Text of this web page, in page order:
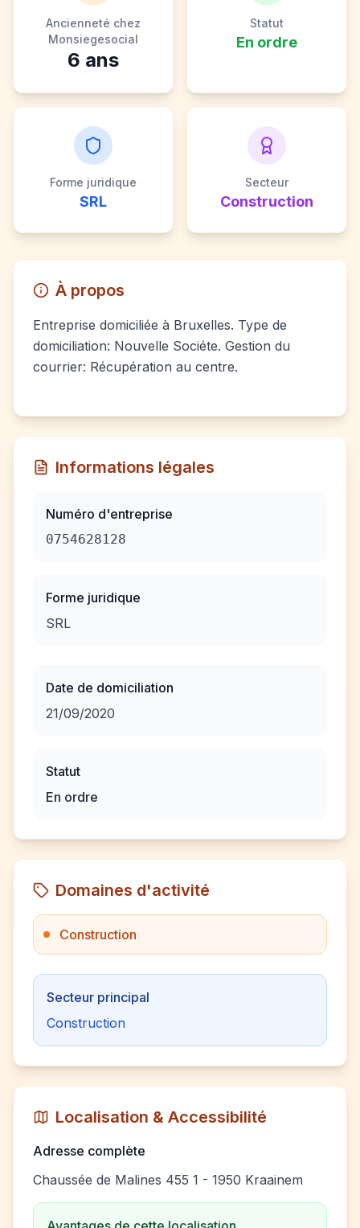
Ancienneté chez
Monsiegesocial
6 ans
Statut
En ordre
Forme juridique
SRL
Secteur
Construction
À propos
Entreprise domiciliée à Bruxelles. Type de
domiciliation: Nouvelle Sociéte. Gestion du
courrier: Récupération au centre.
Informations légales
Numéro d'entreprise
0754628128
Forme juridique
SRL
Date de domiciliation
21/09/2020
Statut
En ordre
Domaines d'activité
Construction
Secteur principal
Construction
Localisation & Accessibilité
Adresse complète
Chaussée de Malines 455 1 - 1950 Kraainem